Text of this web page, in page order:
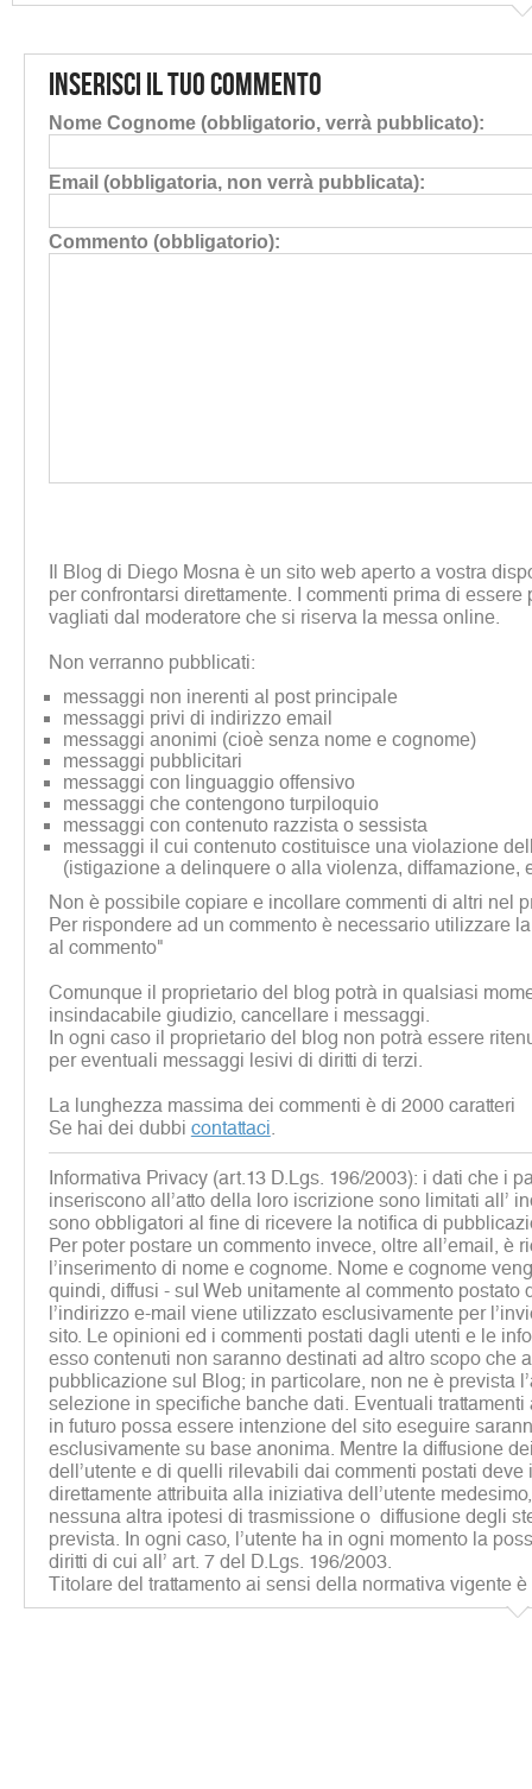
Inserisci il tuo commento
Nome Cognome (obbligatorio, verrà pubblicato):
Email (obbligatoria, non verrà pubblicata):
Commento (obbligatorio):
Il Blog di Diego Mosna è un sito web aperto a vostra
per confrontarsi direttamente. I commenti prima di essere
vagliati dal moderatore che si riserva la messa online.
Non verranno pubblicati:
messaggi non inerenti al post principale
messaggi privi di indirizzo email
messaggi anonimi (cioè senza nome e cognome)
messaggi pubblicitari
messaggi con linguaggio offensivo
messaggi che contengono turpiloquio
messaggi con contenuto razzista o sessista
messaggi il cui contenuto costituisce una violazione
(istigazione a delinquere o alla violenza, diffamazione,
Non è possibile copiare e incollare commenti di altri nel
Per rispondere ad un commento è necessario utilizzare
al commento"
Comunque il proprietario del blog potrà in qualsiasi
insindacabile giudizio, cancellare i messaggi.
In ogni caso il proprietario del blog non potrà essere
per eventuali messaggi lesivi di diritti di terzi.
La lunghezza massima dei commenti è di 2000 caratteri
Se hai dei dubbi contattaci.
Informativa Privacy (art.13 D.Lgs. 196/2003): i dati che i
inseriscono all’atto della loro iscrizione sono limitati all’
sono obbligatori al fine di ricevere la notifica di
Per poter postare un commento invece, oltre all’email, è
l’inserimento di nome e cognome. Nome e cognome
quindi, diffusi - sul Web unitamente al commento postato
l’indirizzo e-mail viene utilizzato esclusivamente per
sito. Le opinioni ed i commenti postati dagli utenti e le
esso contenuti non saranno destinati ad altro scopo che
pubblicazione sul Blog; in particolare, non ne è prevista
selezione in specifiche banche dati. Eventuali trattamenti
in futuro possa essere intenzione del sito eseguire
esclusivamente su base anonima. Mentre la diffusione
dell’utente e di quelli rilevabili dai commenti postati deve
direttamente attribuita alla iniziativa dell’utente
nessuna altra ipotesi di trasmissione o diffusione degli
prevista. In ogni caso, l’utente ha in ogni momento la
diritti di cui all’ art. 7 del D.Lgs. 196/2003.
Titolare del trattamento ai sensi della normativa vigente